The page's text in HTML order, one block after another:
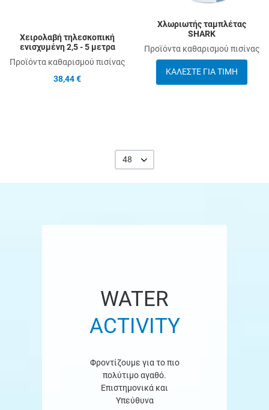
Χειρολαβή τηλεσκοπική
ενισχυμένη 2,5 - 5 μετρα
Προϊόντα καθαρισμού πισίνας
38,44 €
Χλωριωτής ταμπλέτας
SHARK
Προϊόντα καθαρισμού πισίνας
ΚΑΛΈΣΤΕ ΓΙΑ ΤΙΜΉ
48
WATER
ACTIVITY
Φροντίζουμε για το πιο
πολύτιμο αγαθό.
Επιστημονικά και
Υπεύθυνα